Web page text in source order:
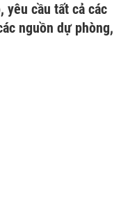
yêu cầu tất cả các
nguồn dự phòng,